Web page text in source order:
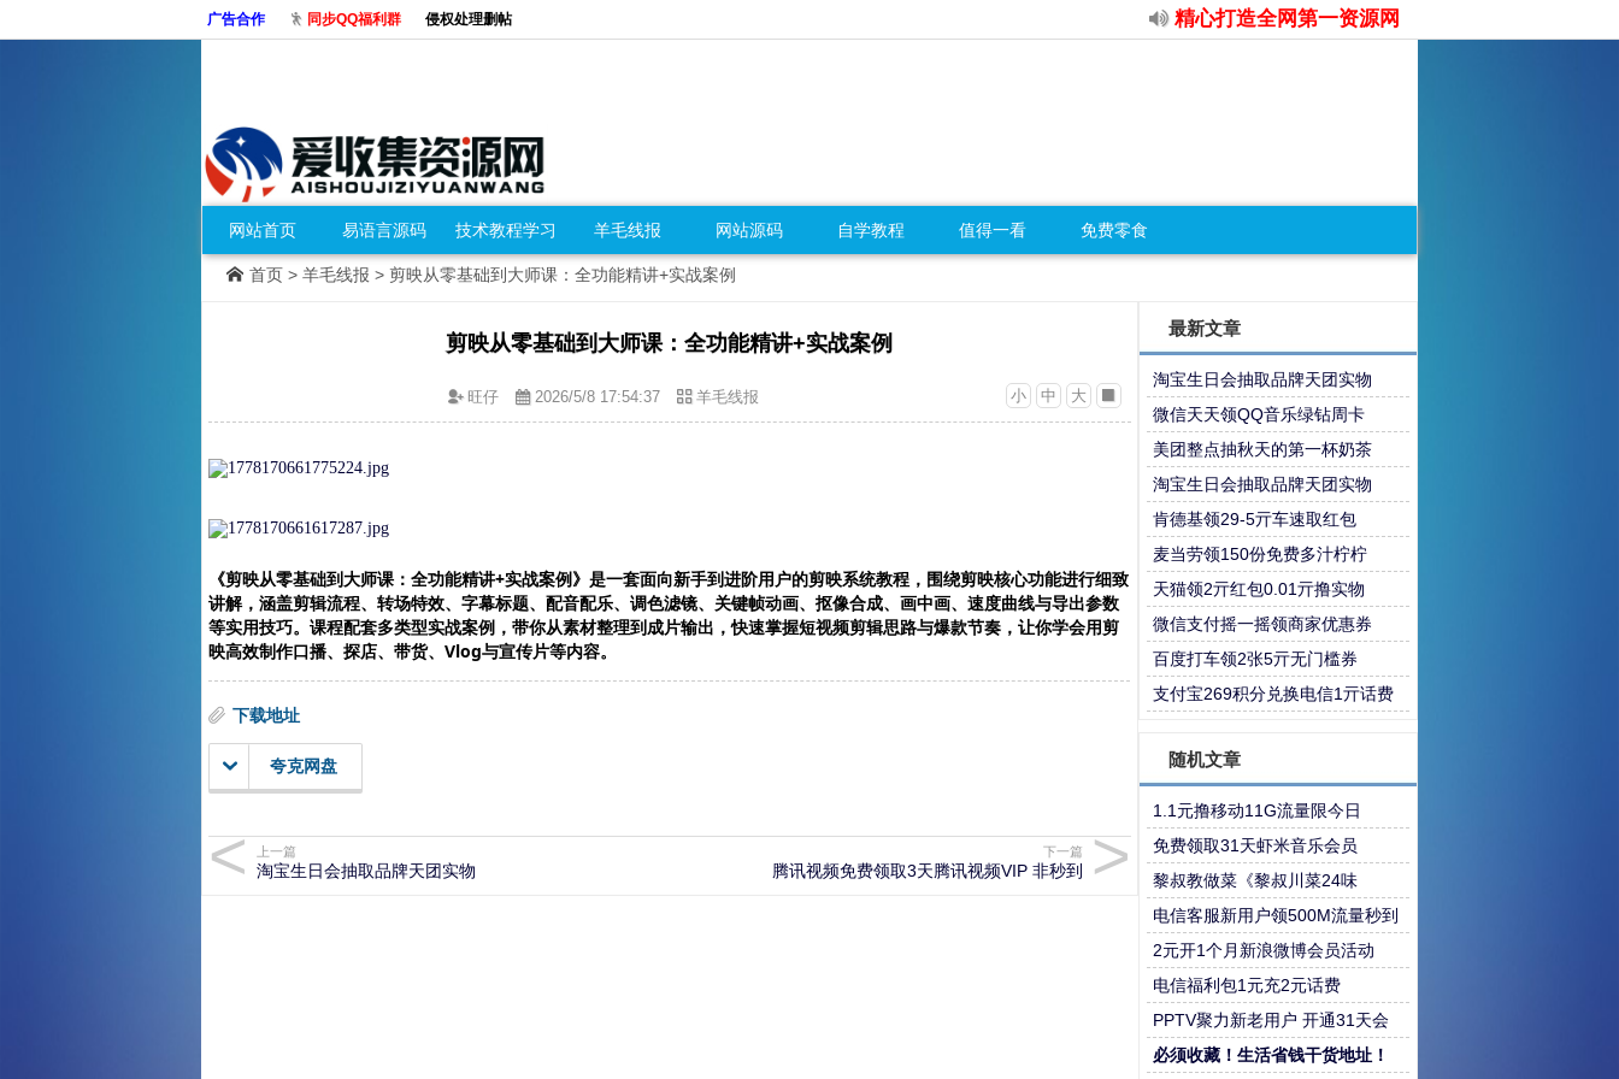
广告合作 同步QQ福利群 侵权处理删帖 精心打造全网第一资源网
网站首页 易语言源码 技术教程学习 羊毛线报 网站源码 自学教程 值得一看 免费零食
首页 > 羊毛线报 > 剪映从零基础到大师课：全功能精讲+实战案例
剪映从零基础到大师课：全功能精讲+实战案例
小 中 大
旺仔 2026/5/8 17:54:37 羊毛线报
《剪映从零基础到大师课：全功能精讲+实战案例》是一套面向新手到进阶用户的剪映系统教程，围绕剪映核心功能进行细致
讲解，涵盖剪辑流程、转场特效、字幕标题、配音配乐、调色滤镜、关键帧动画、抠像合成、画中画、速度曲线与导出参数
等实用技巧。课程配套多类型实战案例，带你从素材整理到成片输出，快速掌握短视频剪辑思路与爆款节奏，让你学会用剪
映高效制作口播、探店、带货、Vlog与宣传片等内容。
下载地址
夸克网盘
上一篇
淘宝生日会抽取品牌天团实物
下一篇
腾讯视频免费领取3天腾讯视频VIP 非秒到
最新文章
淘宝生日会抽取品牌天团实物
微信天天领QQ音乐绿钻周卡
美团整点抽秋天的第一杯奶茶
淘宝生日会抽取品牌天团实物
肯德基领29-5亓车速取红包
麦当劳领150份免费多汁柠柠
天猫领2亓红包0.01亓撸实物
微信支付摇一摇领商家优惠券
百度打车领2张5亓无门槛券
支付宝269积分兑换电信1亓话费
随机文章
1.1元撸移动11G流量限今日
免费领取31天虾米音乐会员
黎叔教做菜《黎叔川菜24味
电信客服新用户领500M流量秒到
2元开1个月新浪微博会员活动
电信福利包1元充2元话费
PPTV聚力新老用户 开通31天会
员只需1分钱 赶紧撸
必须收藏！生活省钱干货地址！